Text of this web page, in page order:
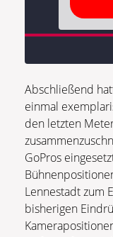
Abschließend
einmal
den letzten
GoPros
Lennestadt zum
bisherigen